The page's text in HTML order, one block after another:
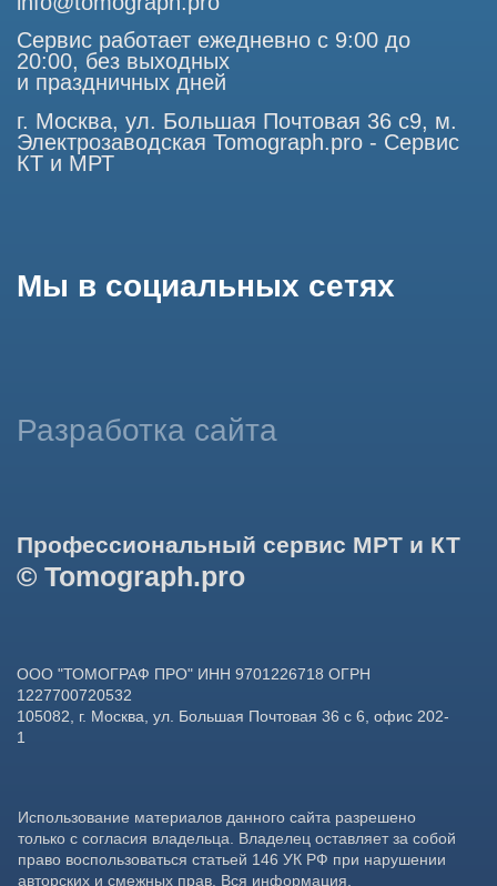
Использование материалов данного сайта разрешено
только с согласия владельца. Владелец оставляет за собой
право воспользоваться статьей 146 УК РФ при нарушении
авторских и смежных прав. Вся информация,
данных в целях функционирования сайта, проведения
ретаргетинга, статистических исследований, улучшения
сервиса и предоставления релевантной рекламной
1227700720532
105082, г. Москва, ул. Большая Почтовая 36 с 6, офис 202-
1